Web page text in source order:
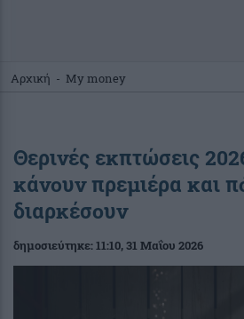
Αρχική - My money
Θερινές εκπτώσεις
κάνουν πρεμιέρα και
διαρκέσουν
δημοσιεύτηκε:11:10, 31 Μαΐου 2026